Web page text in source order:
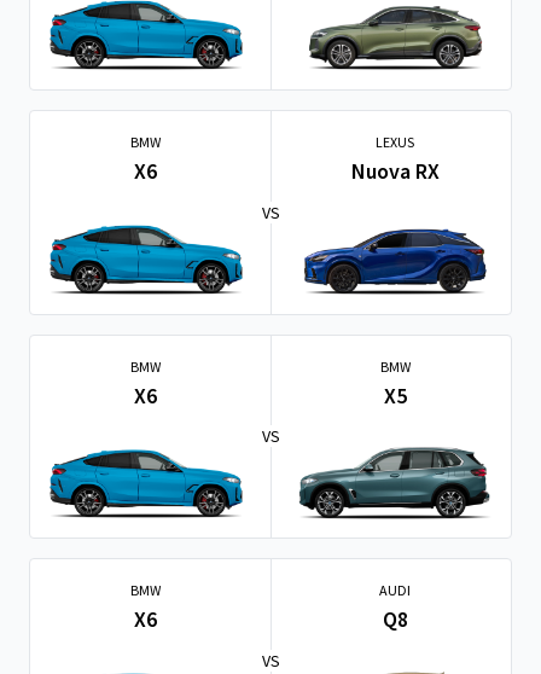
BMW
X6
VS
LEXUS
Nuova RX
BMW
X6
VS
BMW
X5
BMW
X6
VS
AUDI
Q8